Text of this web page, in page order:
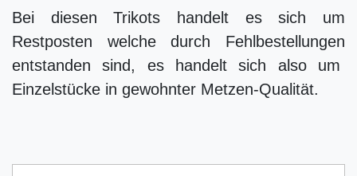
Bei diesen Trikots handelt es sich um
Restposten welche durch Fehlbestellungen
entstanden sind, es handelt sich also um
Einzelstücke in gewohnter Metzen-Qualität.